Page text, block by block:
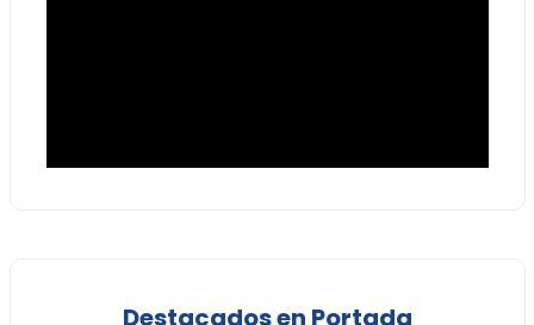
Destacados en Portada